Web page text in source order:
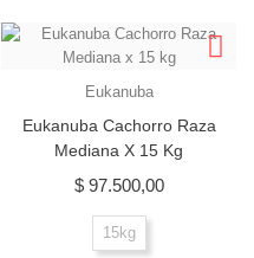
Eukanuba
Eukanuba Cachorro Raza
Mediana X 15 Kg
$ 97.500,00Precio
15kg